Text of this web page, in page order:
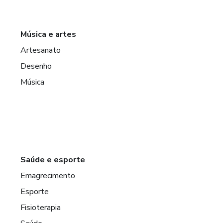
Música e artes
Artesanato
Desenho
Música
Saúde e esporte
Emagrecimento
Esporte
Fisioterapia